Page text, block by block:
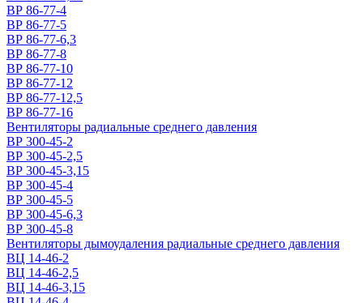
ВР 86-77-4
ВР 86-77-5
ВР 86-77-6,3
ВР 86-77-8
ВР 86-77-10
ВР 86-77-12
ВР 86-77-12,5
ВР 86-77-16
Вентиляторы радиальные среднего давления
ВР 300-45-2
ВР 300-45-2,5
ВР 300-45-3,15
ВР 300-45-4
ВР 300-45-5
ВР 300-45-6,3
ВР 300-45-8
Вентиляторы дымоудаления радиальные среднего давления
ВЦ 14-46-2
ВЦ 14-46-2,5
ВЦ 14-46-3,15